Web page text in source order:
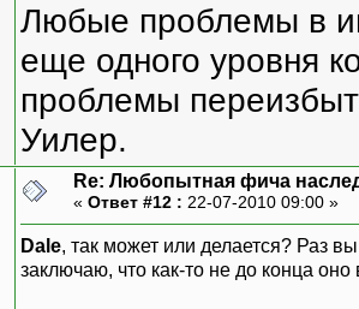
Любые проблемы в
еще одного уровня
проблемы
Уилер.
Re: Любопытная фича
« Ответ #12 : 22-07-2010 09:00 »
Dale, так может или делается? Раз
заключаю, что как-то не до конца